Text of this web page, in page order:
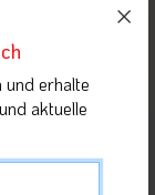
erhalte
aktuelle